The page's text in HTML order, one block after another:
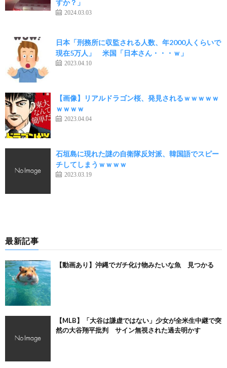
すか？」
2024.03.03
日本「刑務所に収監される人数、年2000人くらいで
現在5万人」 米国「日本さん・・・ｗ」
2023.04.10
【画像】リアルドラゴン桜、発見されるｗｗｗｗｗ
ｗｗｗｗ
2023.04.04
石垣島に現れた謎の自衛隊反対派、韓国語でスピー
チしてしまうｗｗｗｗ
2023.03.19
最新記事
【動画あり】沖縄でガチ化け物みたいな魚 見つかる
【MLB】「大谷は謙虚ではない」少女が全米生中継で突
然の大谷翔平批判 サイン無視された過去明かす